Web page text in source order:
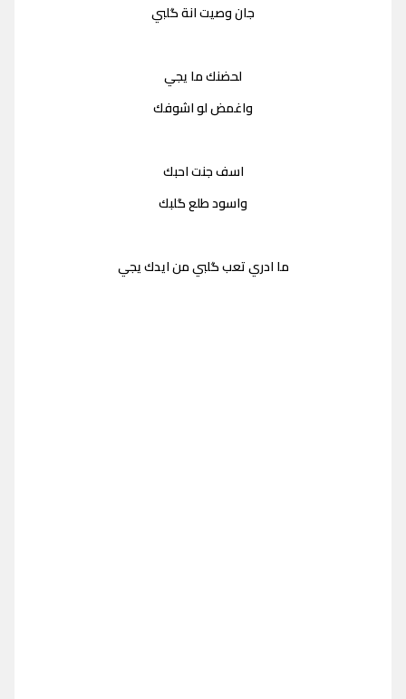
جان وصيت انة گلبي
لحضنك ما يجي
واغمض لو اشوفك
اسف جنت احبك
واسود طلع گلبك
ما ادري تعب گلبي من ايدك يجي